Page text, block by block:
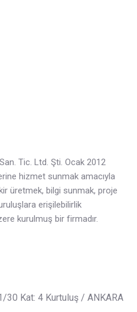
Tic. Ltd. Şti. Ocak 2012
hizmet sunmak amacıyla
üretmek, bilgi sunmak, proje
erişilebilirlik
kurulmuş bir firmadır.
30 Kat: 4 Kurtuluş / ANKARA